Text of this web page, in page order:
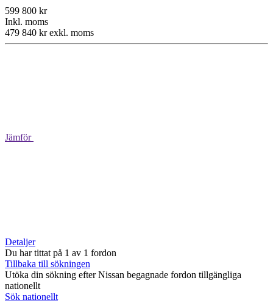
599 800 kr
Inkl. moms
479 840 kr exkl. moms
Jämför
Detaljer
Du har tittat på 1 av 1 fordon
Tillbaka till sökningen
Utöka din sökning efter Nissan begagnade fordon tillgängliga
nationellt
Sök nationellt